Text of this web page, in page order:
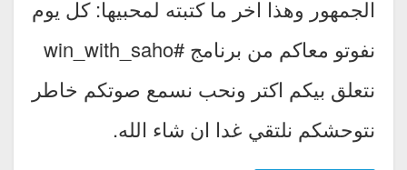
الجمهور وهذا اخر ما كتبته لمحبيها: كل يوم
نفوتو معاكم من برنامج #win_with_saho
نتعلق بيكم اكتر ونحب نسمع صوتكم خاطر
نتوحشكم نلتقي غدا ان شاء الله.